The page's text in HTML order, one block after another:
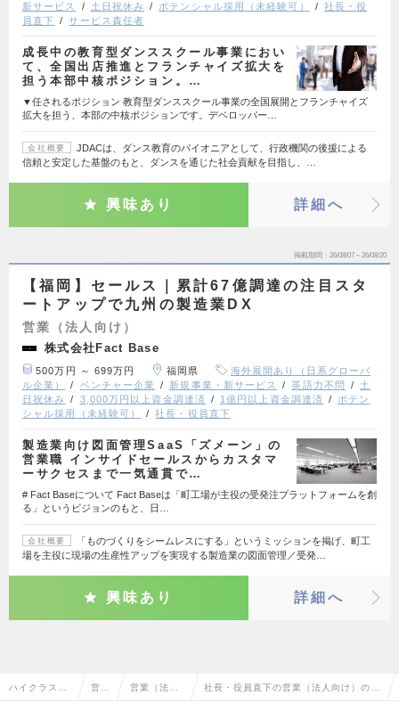
新サービス
土日祝休み ポテンシャル採用（未経験可）
社長・役
員直下
サービス責任者
成長中の教育型ダンススクール事業におい
て、全国出店推進とフランチャイズ拡大を
担う本部中核ポジション。…
▼任されるポジション 教育型ダンススクール事業の全国展開とフランチャイズ
拡大を担う、本部の中核ポジションです。デベロッパー…
会社概要
JDACは、ダンス教育のパイオニアとして、行政機関の後援による
信頼と安定した基盤のもと、ダンスを通じた社会貢献を目指し、…
興味あり 詳細へ
掲載期間 26/08/07～26/08/20
【福岡】セールス｜累計67億調達の注目スタ
ートアップで九州の製造業DX
営業（法人向け）
株式会社Fact Base
500万円 ～ 699万円 福岡県
海外展開あり（日系グローバ
ル企業）
ベンチャー企業 新規事業・新サービス 英語力不問
土
日祝休み
3,000万円以上資金調達済 1億円以上資金調達済
ポテン
シャル採用（未経験可）
社長・役員直下
製造業向け図面管理SaaS「ズメーン」の
営業職 インサイドセールスからカスタマ
ーサクセスまで一気通貫で…
# Fact Baseについて Fact Baseは「町工場が主役の受発注プラットフォームを創
る」というビジョンのもと、日…
会社概要
「ものづくりをシームレスにする」というミッションを掲げ、町工
場を主役に現場の生産性アップを実現する製造業の図面管理／受発…
興味あり 詳細へ
ハイクラス求 営業 営業（法人 社長・役員直下の営業（法人向け）の転